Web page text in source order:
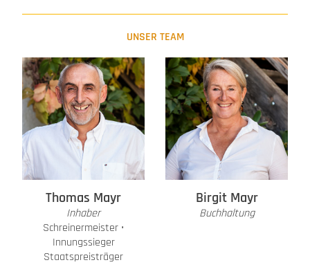
UNSER TEAM
Thomas Mayr
Inhaber
Schreinermeister •
Innungssieger
Staatspreisträger
Birgit Mayr
Buchhaltung